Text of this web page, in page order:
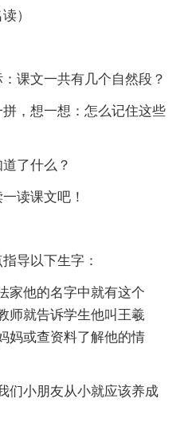
）
：课文一共有几个自然段？
拼，想一想：怎么记住这些
了什么？
读课文吧！
导以下生字：
家他的名字中就有这个
师就告诉学生他叫王羲
妈或查资料了解他的情
们小朋友从小就应该养成